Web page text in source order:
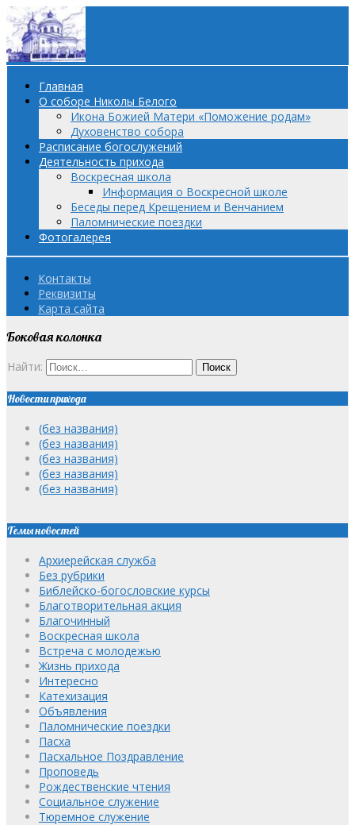
Главная
О соборе Николы Белого
Икона Божией Матери «Поможение родам»
Духовенство собора
Расписание богослужений
Деятельность прихода
Воскресная школа
Информация о Воскресной школе
Беседы перед Крещением и Венчанием
Паломнические поездки
Фотогалерея
Контакты
Реквизиты
Карта сайта
Боковая колонка
Найти:
Новости прихода
(без названия)
(без названия)
(без названия)
(без названия)
(без названия)
Темы новостей
Архиерейская служба
Без рубрики
Библейско-богословские курсы
Благотворительная акция
Благочинный
Воскресная школа
Встреча с молодежью
Жизнь прихода
Интересно
Катехизация
Объявления
Паломнические поездки
Пасха
Пасхальное Поздравление
Проповедь
Рождественские чтения
Социальное служение
Тюремное служение